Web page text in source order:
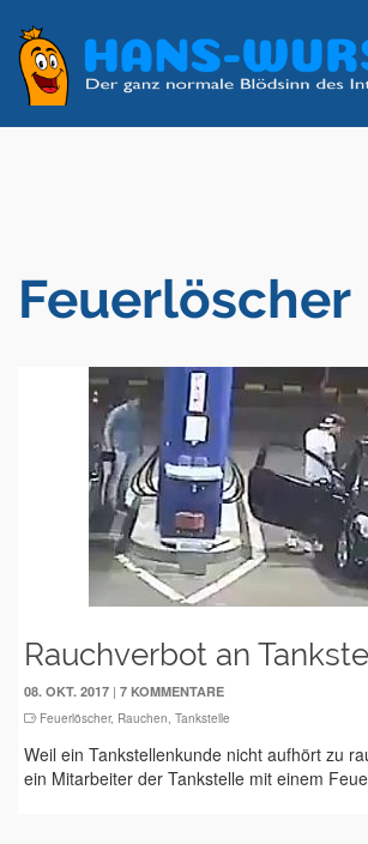
Feuerlöscher
Rauchverbot an
08. OKT. 2017 | 7 KOMMENTARE
Feuerlöscher, Rauchen, Tankstelle
Weil ein Tankstellenkunde nicht aufhört zu
ein Mitarbeiter der Tankstelle mit einem